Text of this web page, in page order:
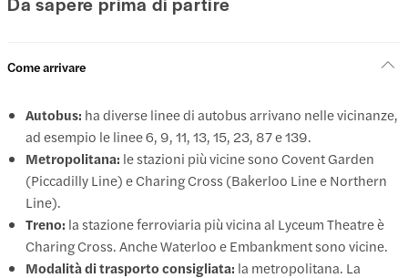
Come arrivare
Autobus: ha diverse linee di autobus arrivano nelle vicinanze,
ad esempio le linee 6, 9, 11, 13, 15, 23, 87 e 139.
Metropolitana: le stazioni più vicine sono Covent Garden
(Piccadilly Line) e Charing Cross (Bakerloo Line e Northern
Line).
Treno: la stazione ferroviaria più vicina al Lyceum Theatre è
Charing Cross. Anche Waterloo e Embankment sono vicine.
Modalità di trasporto consigliata: la metropolitana. La